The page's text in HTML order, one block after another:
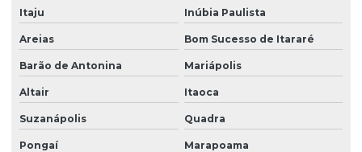
Itaju Inúbia Paulista
Areias Bom Sucesso de Itararé
Barão de Antonina Mariápolis
Altair Itaoca
Suzanápolis Quadra
Pongaí Marapoama